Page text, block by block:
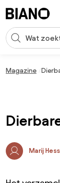
Zoekopdracht
Magazine
Marij